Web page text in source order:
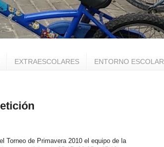
EXTRAESCOLARES ENTORNO ESCOLAR
Torneo de Primavera 2010 el equipo de la